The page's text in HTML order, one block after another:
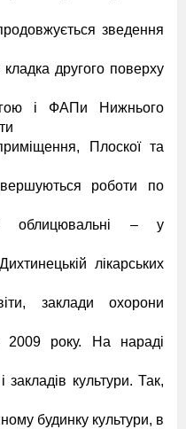
зведення
другого поверху
і ФАПи Нижнього
Плоскої та
роботи по
облицювальні – у
лікарських
заклади охорони
року. На нараді
закладів культури. Так,
будинку культури, в